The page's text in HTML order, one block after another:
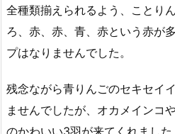
全種類揃えられるよう、ことり
ろ、赤、赤、青、赤という赤が
プはなりませんでした。
残念ながら青りんごのセキセイ
ませんでしたが、オカメインコ